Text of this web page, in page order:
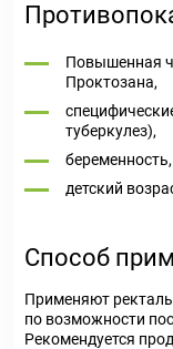
Повышенная
Проктозана,
туберкулез),
детский
Способ
Применяют
по возможности
Рекомендуется